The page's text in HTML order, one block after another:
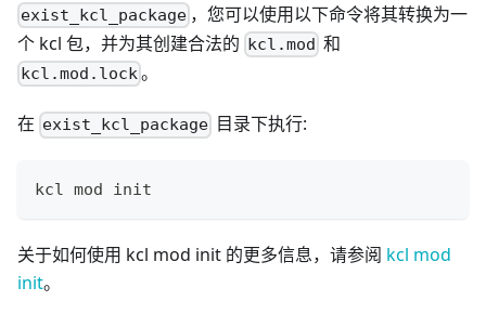
exist_kcl_package ，您可以使用以下命令将其转换为一
个 kcl 包，并为其创建合法的 kcl.mod 和
kcl.mod.lock。
在 exist_kcl_package 目录下执行:
kcl mod init
关于如何使用 kcl mod init 的更多信息，请参阅 kcl mod
init。